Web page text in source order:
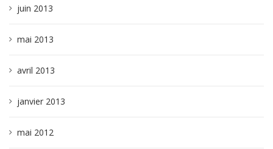
juin 2013
mai 2013
avril 2013
janvier 2013
mai 2012